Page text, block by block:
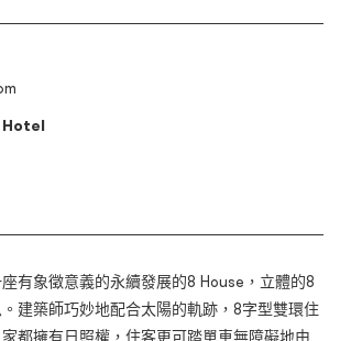
Hotel
有象徵意義的永續發展的8 House，立體的8
建築師巧妙地配合太陽的軌跡，8字型雙環住
都擁有日照權，住客更可踏單車無障礙地由